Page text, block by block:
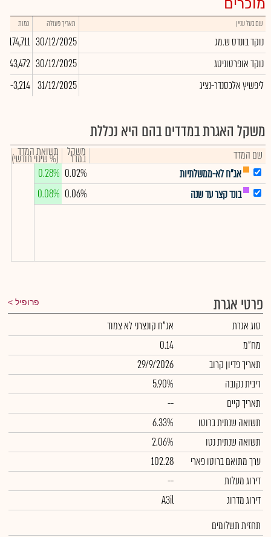
שם בעל עניין תאריך פעולה כמות
נוקד בונדס ש.מג 30/12/2025
-174,711
נוקד אופרטוניטג
30/12/2025
-143,472
ליפשיץ אלכסנדר-נציג
31/12/2025
-3,214
משקל האגרת במדדים בהם היא נכללת
שם המדד משקל
במדד תשואת המדד
(% שינוי חודשי)
אג"ח לא-ממשלתיות
0.02%
0.28%
בונד קצר עד שנה
0.06%
0.08%
פרטי אגרת פרופיל
סוג אגרת
אג"ח קונצרני לא צמוד
מח"מ
0.14
תאריך פדיון קרוב
29/9/2026
ריבית נקובה
5.90%
תאריך קיים
--
תשואה שנתית ברוטו
6.33%
תשואה שנתית נטו
2.06%
ערך מתואם ברוטו פארי
102.28
דירוג מעלות
--
דירוג מדרוג
A3il
תחזית תשלומים